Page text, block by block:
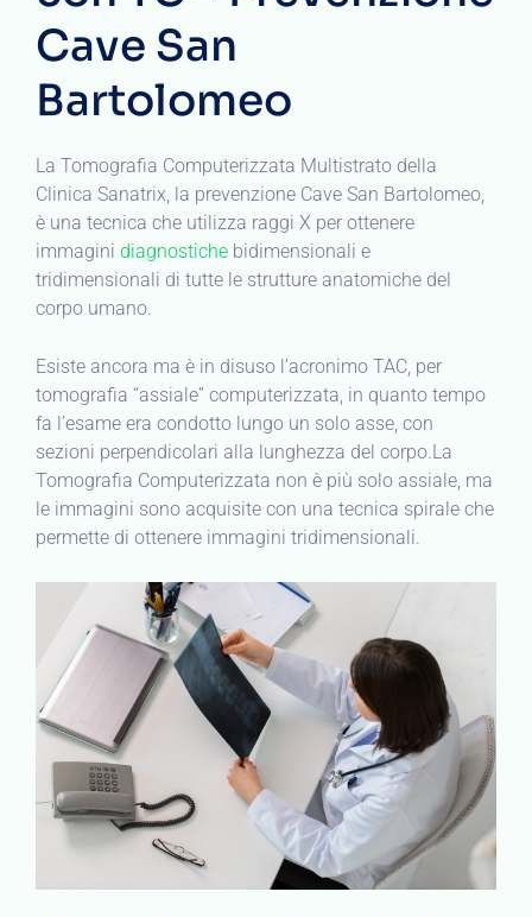
Cave San
Bartolomeo
La Tomografia Computerizzata Multistrato della
Clinica Sanatrix, la prevenzione Cave San Bartolomeo,
è una tecnica che utilizza raggi X per ottenere
immagini diagnostiche bidimensionali e
tridimensionali di tutte le strutture anatomiche del
corpo umano.
Esiste ancora ma è in disuso l’acronimo TAC, per
tomografia “assiale” computerizzata, in quanto tempo
fa l’esame era condotto lungo un solo asse, con
sezioni perpendicolari alla lunghezza del corpo.La
Tomografia Computerizzata non è più solo assiale, ma
le immagini sono acquisite con una tecnica spirale che
permette di ottenere immagini tridimensionali.